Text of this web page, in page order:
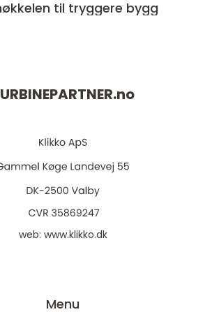
til tryggere bygg
no
web: www.klikko.dk
Menu